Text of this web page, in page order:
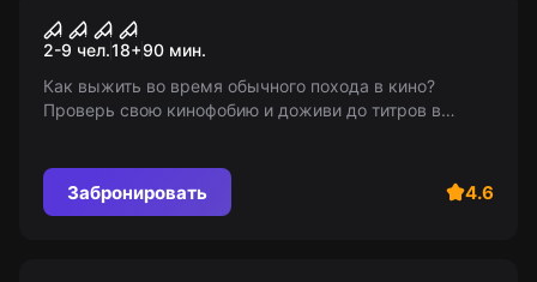
Кинофобия
2-9 чел.18+90 мин.
Как выжить во время обычного похода в кино?
Проверь свою кинофобию и доживи до титров в
лайт варианты).
Забронировать 4.6